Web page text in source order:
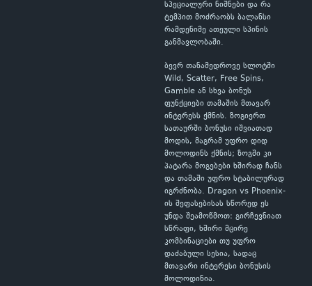
სპეციალური ნიშნები და რა
ტემპით მოძრაობს ბალანსი
რამდენიმე ათეული სპინის
განმავლობაში.
ბევრ თანამედროვე სლოტში
Wild, Scatter, Free Spins,
Gamble ან სხვა ბონუს
ფუნქციები თამაშის მთავარ
ინტერესს ქმნის. ზოგიერთ
სათაურში ბონუსი იშვიათად
მოდის, მაგრამ უფრო დიდ
მოლოდინს ქმნის; ზოგში კი
პატარა მოგებები ხშირად ჩანს
და თამაში უფრო სტაბილურად
იგრძნობა. Dragon vs Phoenix-
ის შეფასებისას სწორედ ეს
უნდა შეამოწმოთ: გირჩევნიათ
სწრაფი, ხშირი მცირე
კომბინაციები თუ უფრო
დაძაბული სესია, სადაც
მთავარი ინტერესი ბონუსის
მოლოდინია.